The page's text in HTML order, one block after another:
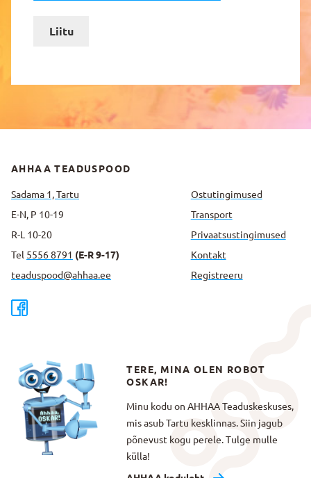
Liitu
AHHAA TEADUSPOOD
Sadama 1, Tartu
E-N, P 10-19
R-L 10-20
Tel 5556 8791 (E-R 9-17)
teaduspood@ahhaa.ee
Ostutingimused
Transport
Privaatsus­tingimused
Kontakt
Registreeru
TERE, MINA OLEN ROBOT
OSKAR!
Minu kodu on AHHAA Teaduskeskuses,
mis asub Tartu kesklinnas. Siin jagub
põnevust kogu perele. Tulge mulle
külla!